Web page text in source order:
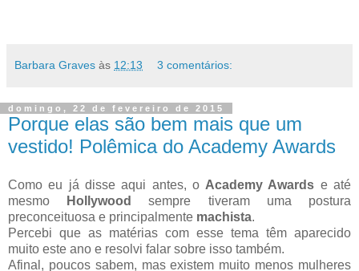
Barbara Graves às 12:13 3 comentários:
domingo, 22 de fevereiro de 2015
Porque elas são bem mais que um
vestido! Polêmica do Academy Awards
Como eu já disse aqui antes, o Academy Awards e até
mesmo Hollywood
sempre tiveram uma postura
preconceituosa e principalmente machista.
Percebi que as matérias com esse tema têm aparecido
muito este ano e resolvi falar sobre isso também.
Afinal, poucos sabem, mas existem muito menos mulheres